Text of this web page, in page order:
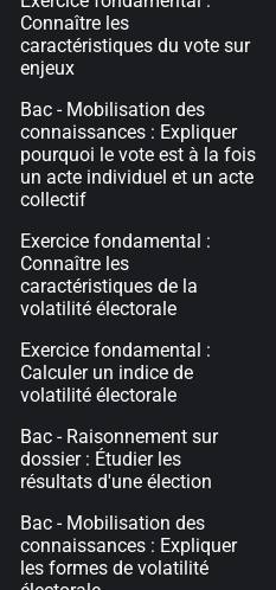
Connaître les
caractéristiques du vote sur
enjeux
Bac - Mobilisation des
connaissances : Expliquer
pourquoi le vote est à la fois
un acte individuel et un acte
collectif
Exercice fondamental :
Connaître les
caractéristiques de la
volatilité électorale
Exercice fondamental :
Calculer un indice de
volatilité électorale
Bac - Raisonnement sur
dossier : Étudier les
résultats d'une élection
Bac - Mobilisation des
connaissances : Expliquer
les formes de volatilité